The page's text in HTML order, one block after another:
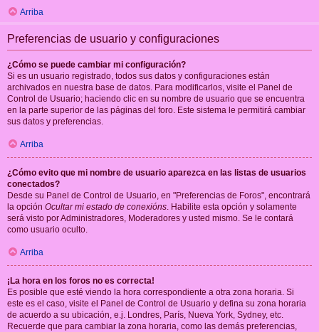
Arriba
Preferencias de usuario y configuraciones
¿Cómo se puede cambiar mi configuración?
Si es un usuario registrado, todos sus datos y configuraciones están
archivados en nuestra base de datos. Para modificarlos, visite el Panel de
Control de Usuario; haciendo clic en su nombre de usuario que se encuentra
en la parte superior de las páginas del foro. Este sistema le permitirá cambiar
sus datos y preferencias.
Arriba
¿Cómo evito que mi nombre de usuario aparezca en las listas de usuarios
conectados?
Desde su Panel de Control de Usuario, en "Preferencias de Foros", encontrará
la opción Ocultar mi estado de conexións. Habilite esta opción y solamente
será visto por Administradores, Moderadores y usted mismo. Se le contará
como usuario oculto.
Arriba
¡La hora en los foros no es correcta!
Es posible que esté viendo la hora correspondiente a otra zona horaria. Si
este es el caso, visite el Panel de Control de Usuario y defina su zona horaria
de acuerdo a su ubicación, e.j. Londres, París, Nueva York, Sydney, etc.
Recuerde que para cambiar la zona horaria, como las demás preferencias,